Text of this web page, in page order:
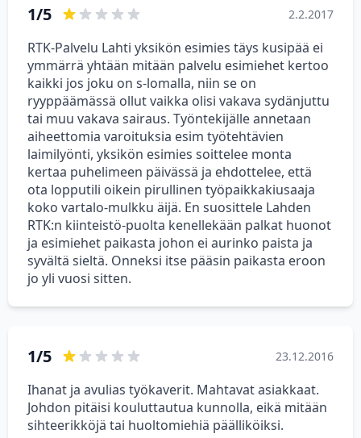
1/5 2.2.2017
RTK-Palvelu Lahti yksikön esimies täys kusipää ei
ymmärrä yhtään mitään palvelu esimiehet kertoo
kaikki jos joku on s-lomalla, niin se on
ryyppäämässä ollut vaikka olisi vakava sydänjuttu
tai muu vakava sairaus. Työntekijälle annetaan
aiheettomia varoituksia esim työtehtävien
laimilyönti, yksikön esimies soittelee monta
kertaa puhelimeen päivässä ja ehdottelee, että
ota lopputili oikein pirullinen työpaikkakiusaaja
koko vartalo-mulkku äijä. En suosittele Lahden
RTK:n kiinteistö-puolta kenellekään palkat huonot
ja esimiehet paikasta johon ei aurinko paista ja
syvältä sieltä. Onneksi itse pääsin paikasta eroon
jo yli vuosi sitten.
1/5 23.12.2016
Ihanat ja avulias työkaverit. Mahtavat asiakkaat.
Johdon pitäisi kouluttautua kunnolla, eikä mitään
sihteerikköjä tai huoltomiehiä päälliköiksi.